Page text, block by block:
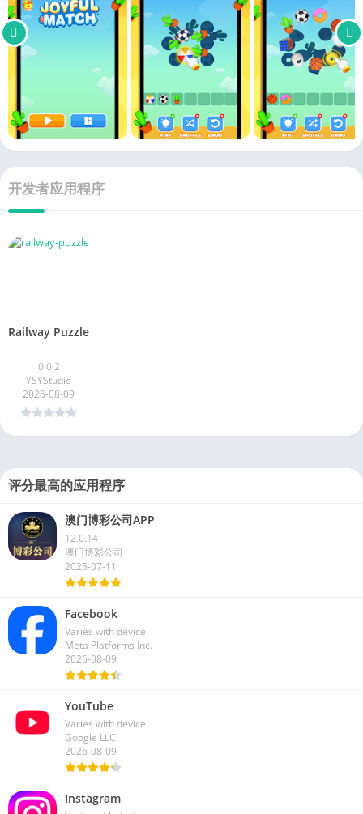
开发者应用程序
Railway Puzzle
0.0.2
YSYStudio
2026-08-09
评分最高的应用程序
澳门博彩公司APP
12.0.14
澳门博彩公司
2025-07-11
Facebook
Varies with device
Meta Platforms Inc.
2026-08-09
YouTube
Varies with device
Google LLC
2026-08-09
Instagram